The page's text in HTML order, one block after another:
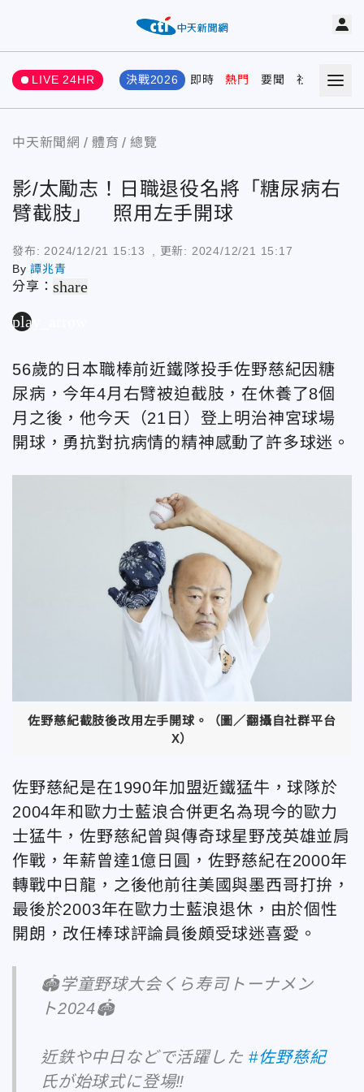
LIVE 24HR 決戰2026 即時 熱門 要聞 社會 娛樂
中天新聞網 體育 總覽
影/太勵志！日職退役名將「糖尿病右
臂截肢」 照用左手開球
發布: 2024/12/21 15:13 , 更新: 2024/12/21 15:17
By譚兆青
分享：share
play_arrow
56歲的日本職棒前近鐵隊投手佐野慈紀因糖
尿病，今年4月右臂被迫截肢，在休養了8個
月之後，他今天（21日）登上明治神宮球場
開球，勇抗對抗病情的精神感動了許多球迷。
佐野慈紀截肢後改用左手開球。（圖／翻攝自社群平台
X）
佐野慈紀是在1990年加盟近鐵猛牛，球隊於
2004年和歐力士藍浪合併更名為現今的歐力
士猛牛，佐野慈紀曾與傳奇球星野茂英雄並肩
作戰，年薪曾達1億日圓，佐野慈紀在2000年
轉戰中日龍，之後他前往美國與墨西哥打拚，
最後於2003年在歐力士藍浪退休，由於個性
開朗，改任棒球評論員後頗受球迷喜愛。
🏟️学童野球大会くら寿司トーナメン
ト2024🏟️
近鉄や中日などで活躍した#佐野慈紀
氏が始球式に登場‼️